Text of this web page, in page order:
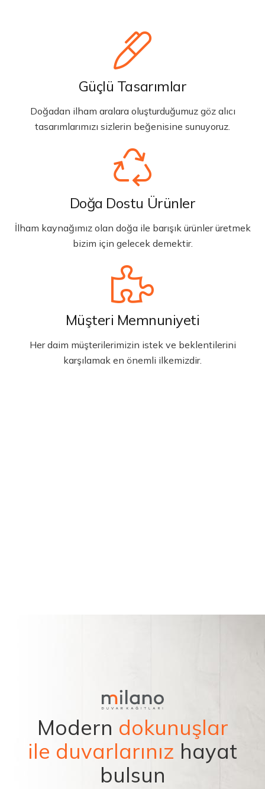
Güçlü Tasarımlar
Doğadan ilham aralara oluşturduğumuz göz alıcı
tasarımlarımızı sizlerin beğenisine sunuyoruz.
Doğa Dostu Ürünler
İlham kaynağımız olan doğa ile barışık ürünler üretmek
bizim için gelecek demektir.
Müşteri Memnuniyeti
Her daim müşterilerimizin istek ve beklentilerini
karşılamak en önemli ilkemizdir.
Modern dokunuşlar
ile duvarlarınız hayat
bulsun